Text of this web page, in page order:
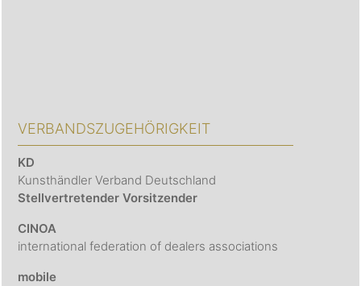
VERBANDSZUGEHÖRIGKEIT
KD
Kunsthändler Verband Deutschland
Stellvertretender Vorsitzender
CINOA
international federation of dealers associations
mobile